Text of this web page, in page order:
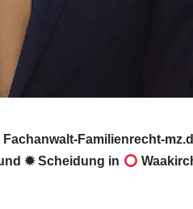
Fachanwalt-Familienrecht-
✹ Scheidung in